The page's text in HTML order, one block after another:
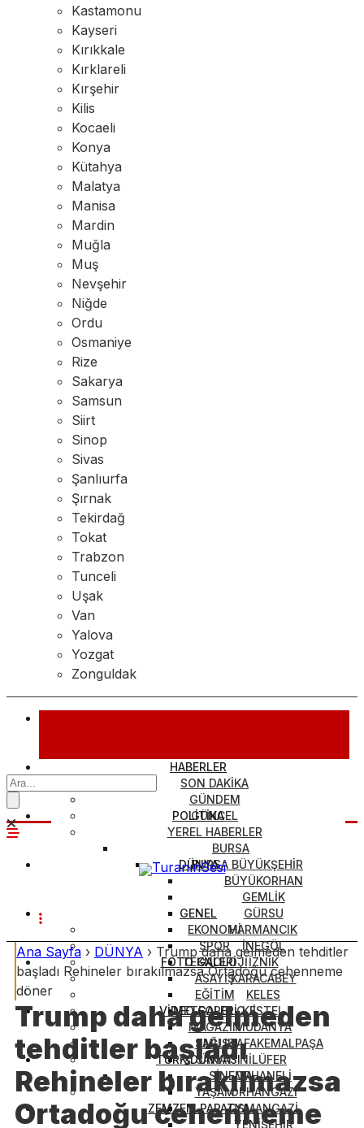
Kastamonu
Kayseri
Kırıkkale
Kırklareli
Kırşehir
Kilis
Kocaeli
Konya
Kütahya
Malatya
Manisa
Mardin
Muğla
Muş
Nevşehir
Niğde
Ordu
Osmaniye
Rize
Sakarya
Samsun
Siirt
Sinop
Sivas
Şanlıurfa
Şırnak
Tekirdağ
Tokat
Trabzon
Tunceli
Uşak
Van
Yalova
Yozgat
Zonguldak
HABERLER
SON DAKİKA
GÜNDEM
GÜNCEL
YEREL HABERLER
BURSA
BURSA BÜYÜKŞEHİR
BÜYÜKORHAN
GEMLİK
GÜRSU
HARMANCIK
İNEGÖL
İZNİK
KARACABEY
KELES
KESTEL
MUDANYA
MUSTAFAKEMALPAŞA
NİLÜFER
ORHANELİ
ORHANGAZİ
OSMANGAZİ
YENİŞEHİR
POLİTİKA
DÜNYA
GENEL
EKONOMİ
SPOR
TEKNOLOJİ
ASAYİŞ
EĞİTİM
METEOROLOJİ
MAGAZİN
SAĞLIK
SANAT
SİNEMA
YAŞAM
FOTO GALERİ
VİDEO GALERİ
TÜRK DÜNYASI
ZEMZEM PAPATYA
Ana Sayfa › DÜNYA › Trump daha gelmeden tehditler
başladı Rehineler bırakılmazsa Ortadoğu cehenneme
döner
Trump daha gelmeden
tehditler başladı
Rehineler bırakılmazsa
Ortadoğu cehenneme